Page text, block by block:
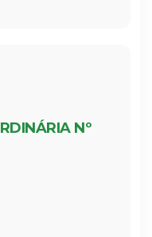
Nº